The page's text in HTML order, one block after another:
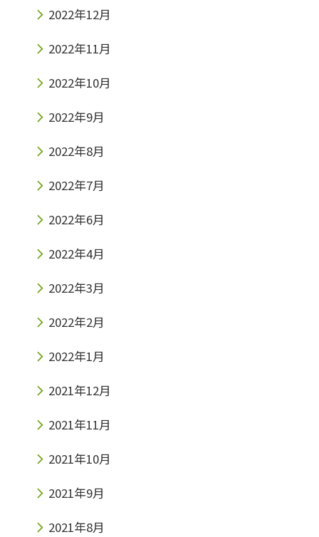
2022年12月
2022年11月
2022年10月
2022年9月
2022年8月
2022年7月
2022年6月
2022年4月
2022年3月
2022年2月
2022年1月
2021年12月
2021年11月
2021年10月
2021年9月
2021年8月